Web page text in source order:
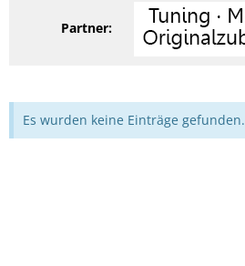
Partner:
Es wurden keine Einträge gefunden.